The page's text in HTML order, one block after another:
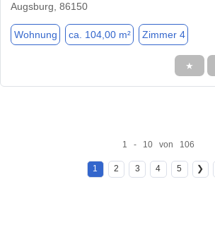
Augsburg, 86150
Wohnung ca. 104,00 m² Zimmer 4
★
1 - 10 von 106
1 2 3 4 5 ❯